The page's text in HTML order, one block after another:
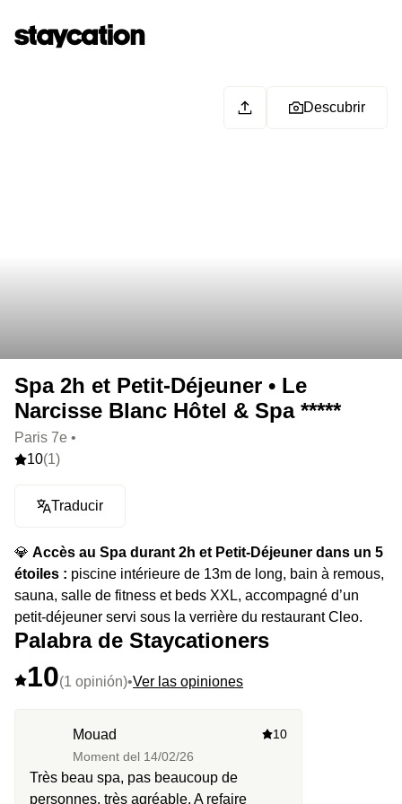
Descubrir
Spa 2h et Petit-Déjeuner • Le
Narcisse Blanc Hôtel & Spa *****
Paris 7e •
10(1)
Traducir
💎 Accès au Spa durant 2h et Petit-Déjeuner dans un 5
étoiles : piscine intérieure de 13m de long, bain à remous,
sauna, salle de fitness et beds XXL, accompagné d’un
petit-déjeuner servi sous la verrière du restaurant Cleo.
Palabra de Staycationers
10(1 opinión)•Ver las opiniones
Mouad
Moment del 14/02/26
10
Très beau spa, pas beaucoup de
personnes, très agréable. A refaire